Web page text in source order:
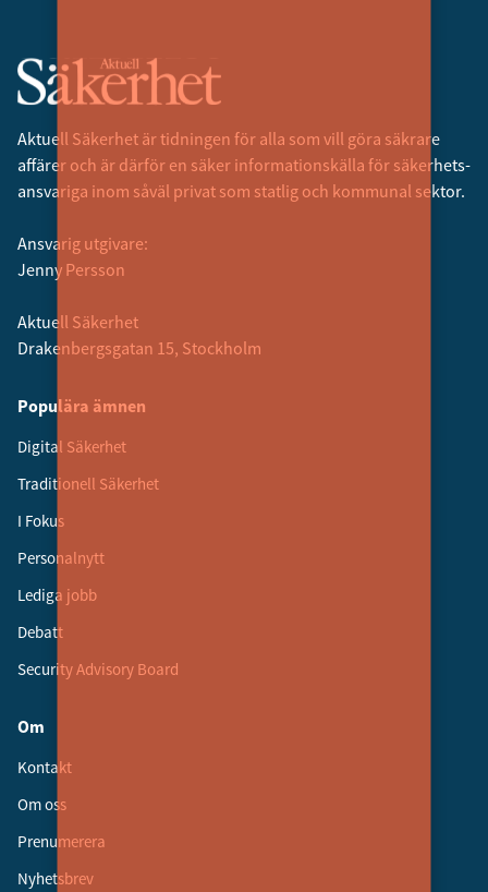
Aktuell Säkerhet är tidningen för alla som vill göra säkrare
affärer och är därför en säker informationskälla för säkerhets­
ansvariga inom såväl privat som statlig och kommunal sektor.
Ansvarig utgivare:
Jenny Persson
Aktuell Säkerhet
Drakenbergsgatan 15, Stockholm
Populära ämnen
Digital Säkerhet
Traditionell Säkerhet
I Fokus
Personalnytt
Lediga jobb
Debatt
Security Advisory Board
Om
Kontakt
Om oss
Prenumerera
Nyhetsbrev